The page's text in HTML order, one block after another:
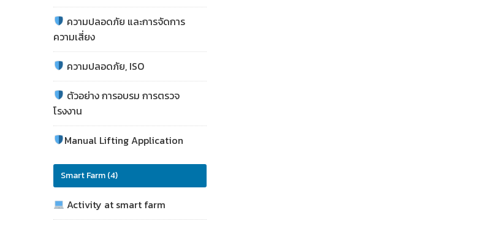
ความปลอดภัย และการจัดการ
ความเสี่ยง
ความปลอดภัย, ISO
ตัวอย่าง การอบรม การตรวจ
โรงงาน
Manual Lifting Application
Smart Farm (4)
Activity at smart farm